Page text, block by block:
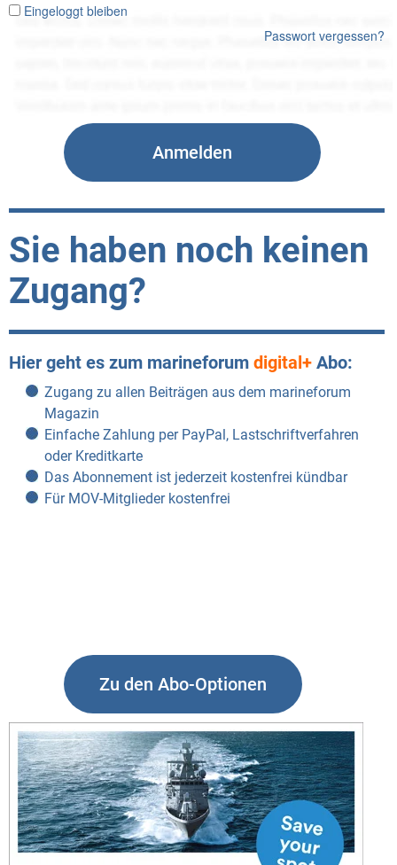
Eingeloggt bleiben
Passwort vergessen?
Sie haben noch keinen
Zugang?
Hier geht es zum marineforum digital+ Abo:
Zugang zu allen Beiträgen aus dem marineforum
Magazin
Einfache Zahlung per PayPal, Lastschriftverfahren
oder Kreditkarte
Das Abonnement ist jederzeit kostenfrei kündbar
Für MOV-Mitglieder kostenfrei
Zu den Abo-Optionen